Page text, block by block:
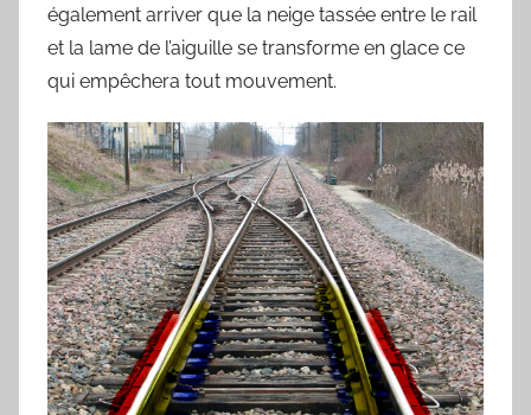
également arriver que la neige tassée entre le rail
et la lame de l’aiguille se transforme en glace ce
qui empêchera tout mouvement.